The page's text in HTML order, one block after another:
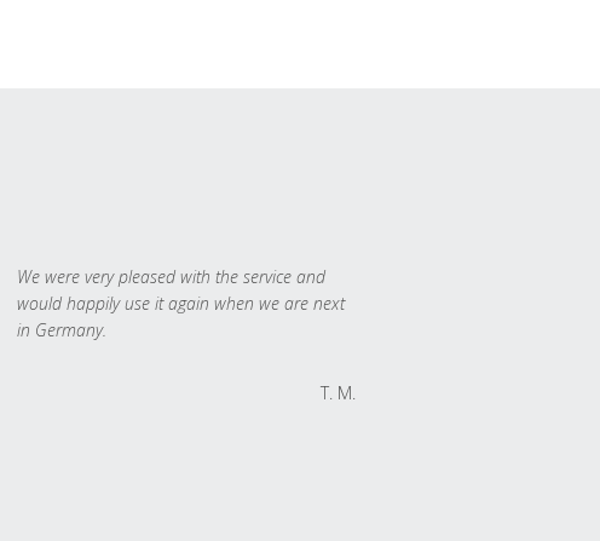
We were very pleased with the service and
would happily use it again when we are next
in Germany.
T. M.